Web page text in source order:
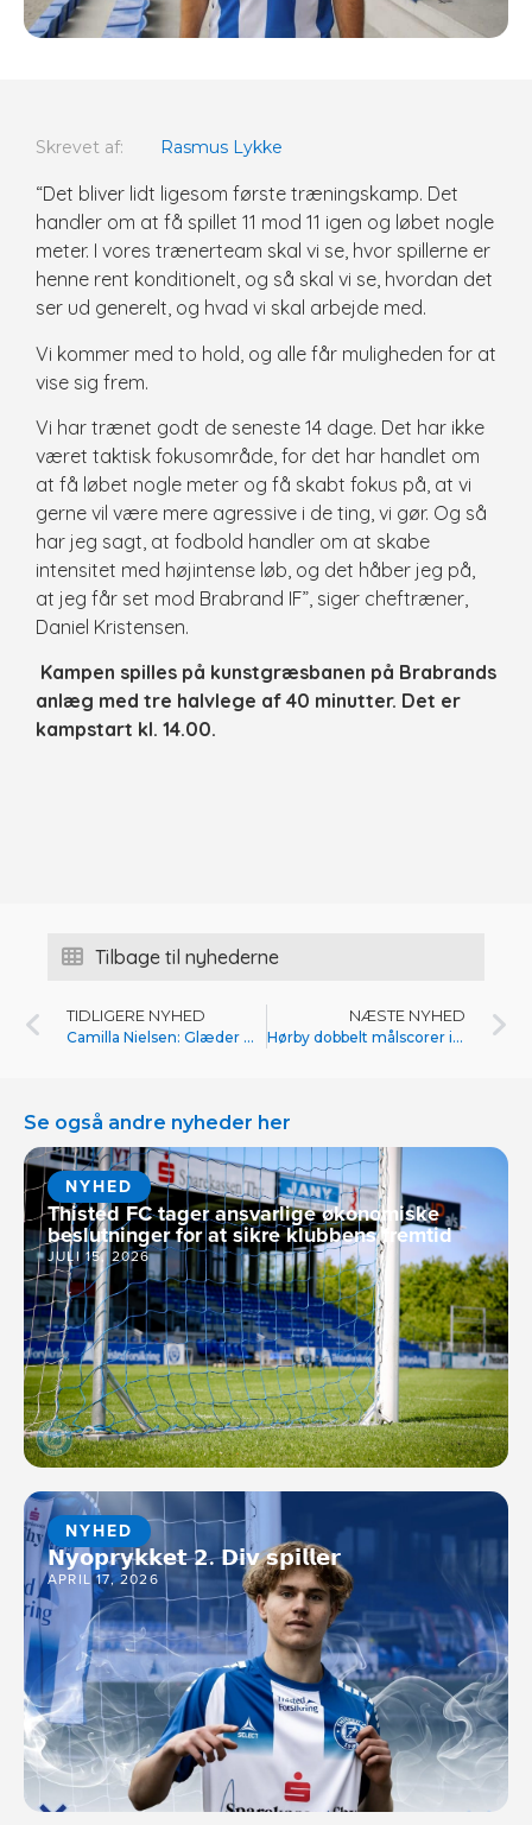
Skrevet af: Rasmus Lykke
“Det bliver lidt ligesom første træningskamp. Det
handler om at få spillet 11 mod 11 igen og løbet nogle
meter. I vores trænerteam skal vi se, hvor spillerne er
henne rent konditionelt, og så skal vi se, hvordan det
ser ud generelt, og hvad vi skal arbejde med.
Vi kommer med to hold, og alle får muligheden for at
vise sig frem.
Vi har trænet godt de seneste 14 dage. Det har ikke
været taktisk fokusområde, for det har handlet om
at få løbet nogle meter og få skabt fokus på, at vi
gerne vil være mere agressive i de ting, vi gør. Og så
har jeg sagt, at fodbold handler om at skabe
intensitet med højintense løb, og det håber jeg på,
at jeg får set mod Brabrand IF”, siger cheftræner,
Daniel Kristensen.
Kampen spilles på kunstgræsbanen på Brabrands
anlæg med tre halvlege af 40 minutter. Det er
kampstart kl. 14.00.
Tilbage til nyhederne
TIDLIGERE NYHED
Camilla Nielsen: Glæder mig til igen at spille betydningsfulde kampe på Sparekassen Thy Arena
NÆSTE NYHED
Hørby dobbelt målscorer i årets første sejr
Se også andre nyheder her
NYHED
Thisted FC tager ansvarlige økonomiske
beslutninger for at sikre klubbens fremtid
JULI 15, 2026
NYHED
𝗡𝘆𝗼𝗽𝗿𝘆𝗸𝗸𝗲𝘁 𝟮. 𝗗𝗶𝘃 𝘀𝗽𝗶𝗹𝗹𝗲𝗿
APRIL 17, 2026